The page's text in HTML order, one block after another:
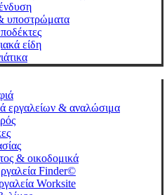
υποστρώματα
είδη
εργαλείων & αναλώσιμα
& οικοδομικά
Finder©
Worksite